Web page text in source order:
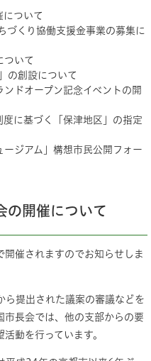
ついて
づくり協働支援金事業の募集に
ついて
の創設について
ドオープン記念イベントの開
に基づく「保津地区」の指定
ージアム」構想市民公開フォー
の開催について
催されますのでお知らせしま
ら提出された議案の審議などを
市長会では、他の支部からの要
動を行っています。